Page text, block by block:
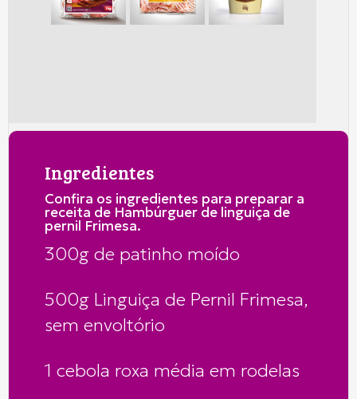
Ingredientes
Confira os ingredientes para preparar a
receita de Hambúrguer de linguiça de
pernil Frimesa.
300g de patinho moído
500g Linguiça de Pernil Frimesa,
sem envoltório
1 cebola roxa média em rodelas